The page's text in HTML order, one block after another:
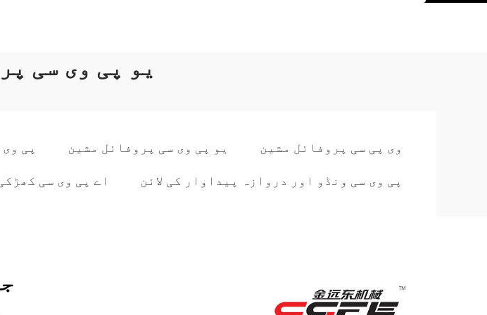
یو پی وی سی
وی پی سی پروفائل مشین یو پی وی سی پروفائل مشین پی
پی وی سی ونڈو اور دروازہ پیداوار کی لائن اے پی وی سی